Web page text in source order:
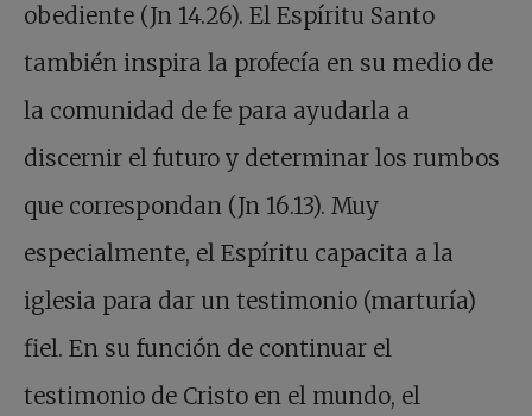
obediente (Jn 14.26). El Espíritu Santo
también inspira la profecía en su medio de
la comunidad de fe para ayudarla a
discernir el futuro y determinar los rumbos
que correspondan (Jn 16.13). Muy
especialmente, el Espíritu capacita a la
iglesia para dar un testimonio (marturía)
fiel. En su función de continuar el
testimonio de Cristo en el mundo, el